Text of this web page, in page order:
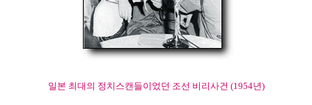
일본 최대의 정치스캔들이었던 조선 비리사건 (1954년)